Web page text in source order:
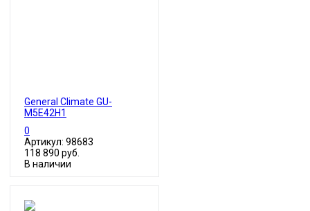
General Climate GU-
M5E42H1
0
Артикул: 98683
118 890 руб.
В наличии